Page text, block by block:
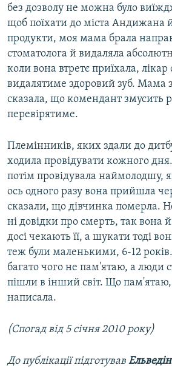
без дозволу не можна було
щоб поїхати до міста Андижана
продукти, моя мама брала
стоматолога й видаляла
коли вона втретє приїхала,
видалятиме здоровий зуб. Мама
сказала, що комендант змусить
перевірятиме.
Племінників, яких здали до
ходила провідувати кожного
потім провідувала наймолодшу,
ось одного разу вона прийшла
сказали, що дівчинка померла.
ні довідки про смерть, так вона
досі чекають її, а шукати тоді
теж були маленькими, 6-12
багато чого не пам'ятаю, а люди
пішли в інший світ. Що
написала.
(Спогад від 5 січня 2010 року)
До публікації підготував